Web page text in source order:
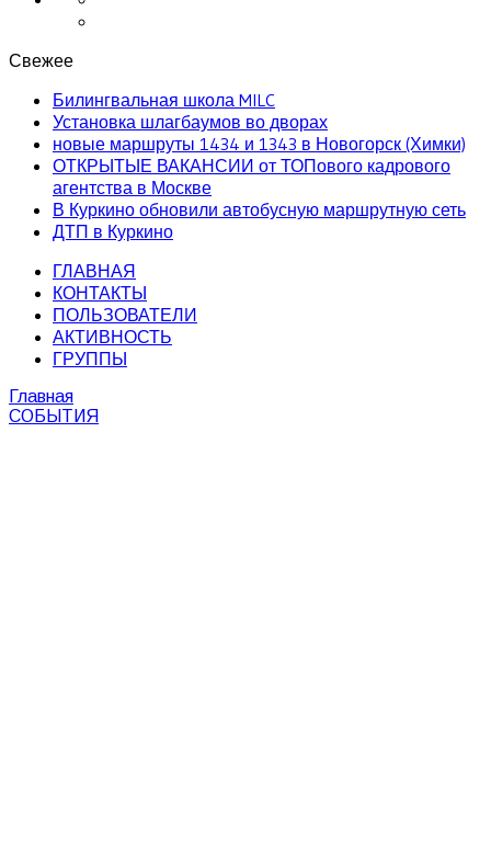
Свежее
Билингвальная школа MILC
Установка шлагбаумов во дворах
новые маршруты 1434 и 1343 в Новогорск (Химки)
ОТКРЫТЫЕ ВАКАНСИИ от ТОПового кадрового
агентства в Москве
В Куркино обновили автобусную маршрутную сеть
ДТП в Куркино
ГЛАВНАЯ
КОНТАКТЫ
ПОЛЬЗОВАТЕЛИ
АКТИВНОСТЬ
ГРУППЫ
Главная
СОБЫТИЯ